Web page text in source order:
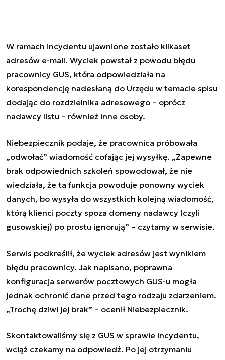
W ramach incydentu ujawnione zostało kilkaset
adresów e-mail. Wyciek powstał z powodu błędu
pracownicy GUS, która odpowiedziała na
korespondencję nadesłaną do Urzędu w temacie spisu
dodając do rozdzielnika adresowego – oprócz
nadawcy listu – również inne osoby.
Niebezpiecznik podaje, że pracownica próbowała
„odwołać” wiadomość cofając jej wysyłkę. „Zapewne
brak odpowiednich szkoleń spowodował, że nie
wiedziała, że ta funkcja powoduje ponowny wyciek
danych, bo wysyła do wszystkich kolejną wiadomość,
którą klienci poczty spoza domeny nadawcy (czyli
gusowskiej) po prostu ignorują” – czytamy w serwisie.
Serwis podkreślił, że wyciek adresów jest wynikiem
błędu pracownicy. Jak napisano, poprawna
konfiguracja serwerów pocztowych GUS-u mogła
jednak ochronić dane przed tego rodzaju zdarzeniem.
„Trochę dziwi jej brak” – ocenił Niebezpiecznik.
Skontaktowaliśmy się z GUS w sprawie incydentu,
wciąż czekamy na odpowiedź. Po jej otrzymaniu